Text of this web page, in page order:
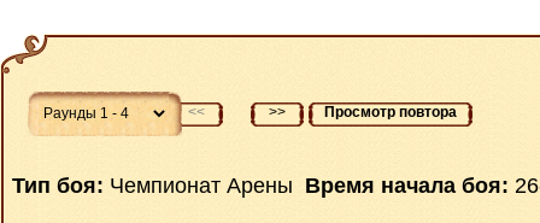
<< >> Просмотр повтора
Тип боя: Чемпионат Арены Время начала боя: